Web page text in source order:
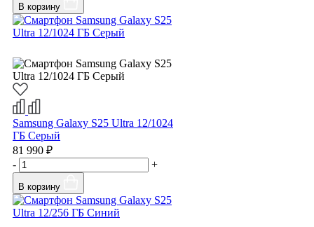
В корзину
Samsung Galaxy S25 Ultra 12/1024
ГБ Серый
81 990 ₽
-
+
В корзину